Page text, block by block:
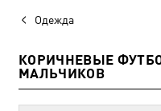
Одежда
КОРИЧНЕВЫЕ
МАЛЬЧИКОВ